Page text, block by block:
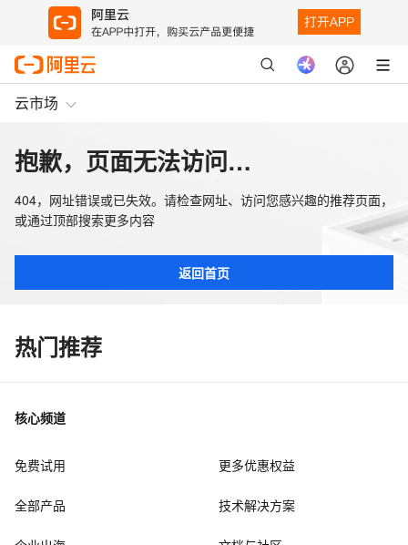
云市场
抱歉，页面无法访问…
404，网址错误或已失效。请检查网址、访问您感兴趣的推荐页面，
或通过顶部搜索更多内容
返回首页
热门推荐
核心频道
免费试用 更多优惠权益
全部产品 技术解决方案